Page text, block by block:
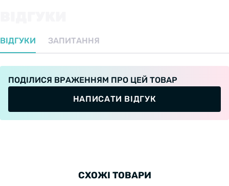
устойчивы к истиранию, поэтому отлично
Диаметр осей: 8 мм;
ВІДГУКИ ЗАПИТАННЯ
ПОДІЛИСЯ ВРАЖЕННЯМ ПРО ЦЕЙ ТОВАР
НАПИСАТИ ВІДГУК
СХОЖІ ТОВАРИ